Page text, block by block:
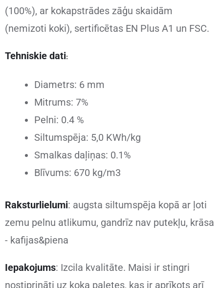
(100%), ar kokapstrādes zāģu skaidām
(nemizoti koki), sertificētas EN Plus A1 un FSC.
Tehniskie dati:
Diametrs: 6 mm
Mitrums: 7%
Pelni: 0.4 %
Siltumspēja: 5,0 KWh/kg
Smalkas daļiņas: 0.1%
Blīvums: 670 kg/m3
Raksturlielumi: augsta siltumspēja kopā ar ļoti
zemu pelnu atlikumu, gandrīz nav putekļu, krāsa
- kafijas&piena
Iepakojums: Izcila kvalitāte. Maisi ir stingri
nostiprināti uz koka paletes, kas ir aprīkots arī